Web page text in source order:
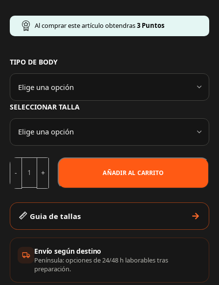
Al comprar este artículo obtendras3 Puntos
TIPO DE BODY
SELECCIONAR TALLA
AÑADIR AL CARRITO
Guia de tallas
Información de compra
Envío según destino
Península: opciones de 24/48 h laborables tras
preparación.